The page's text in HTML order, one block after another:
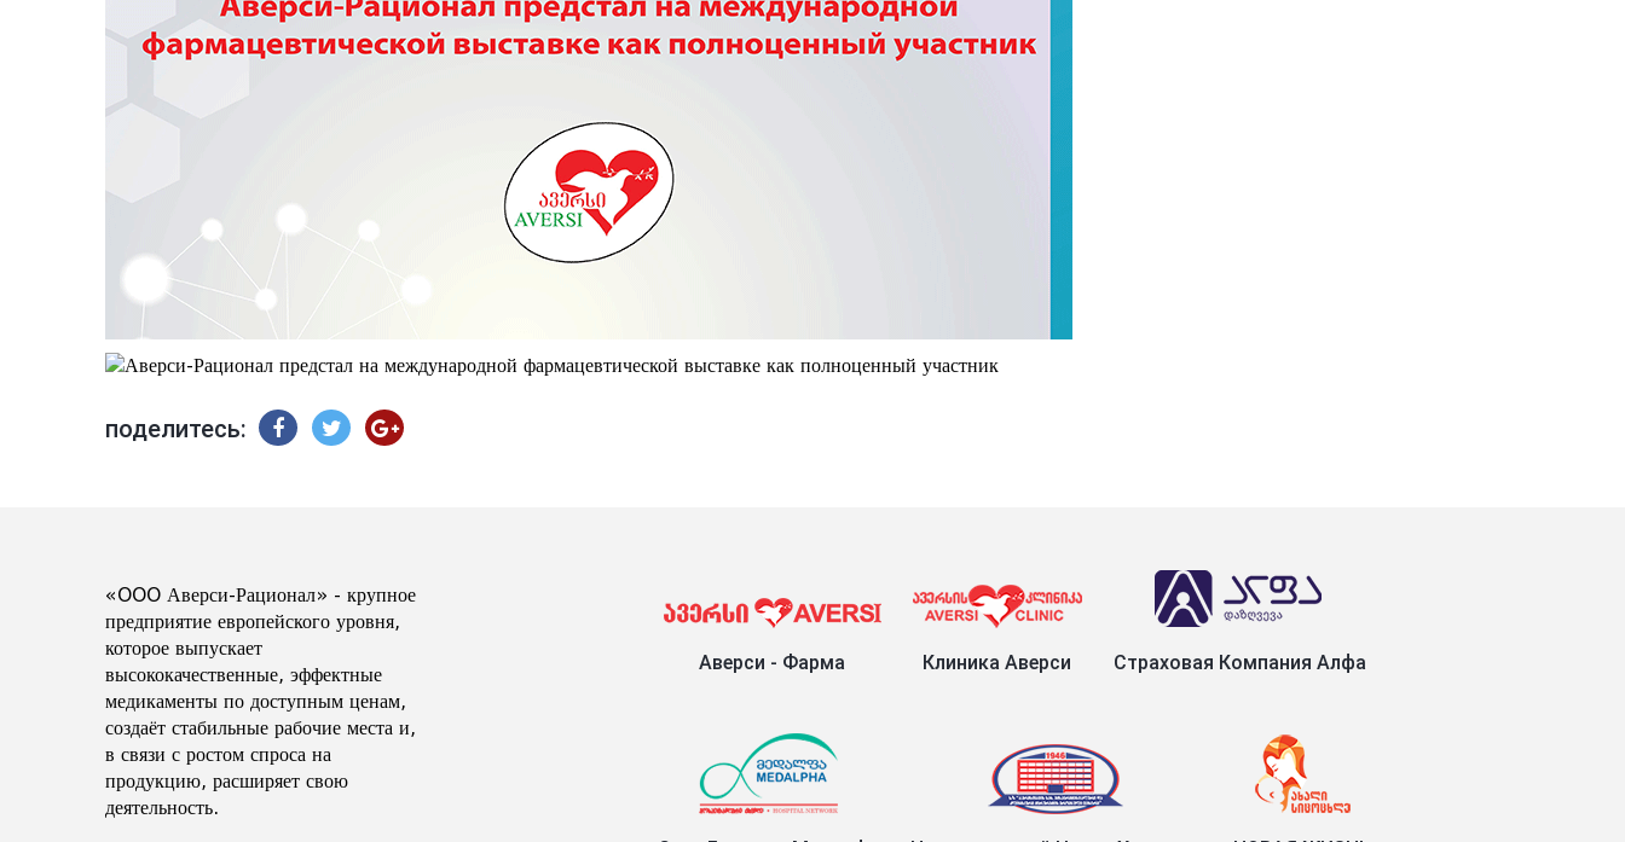
поделитесь:
«OOO Аверси-Рационал» - крупное
предприятие европейского уровня,
которое выпускает
высококачественные, эффектные
медикаменты по доступным ценам,
создаёт стабильные рабочие места и,
в связи с ростом спроса на
продукцию, расширяет свою
деятельность.
Аверси - Фарма Клиника Аверси Страховая Компания Алфа